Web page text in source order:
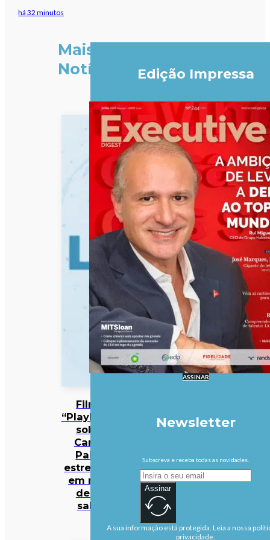
há 32 minutos
Mais
Notícias
Filme
“Playback”
sobre
Carlos
Paião
estreia-se
em mais
de 50
salas
Edição Impressa
ASSINAR
Newsletter
Subscreva e receba todas as novidades.
Assinar
A sua informação está protegida. Leia a nossa
privacidade.